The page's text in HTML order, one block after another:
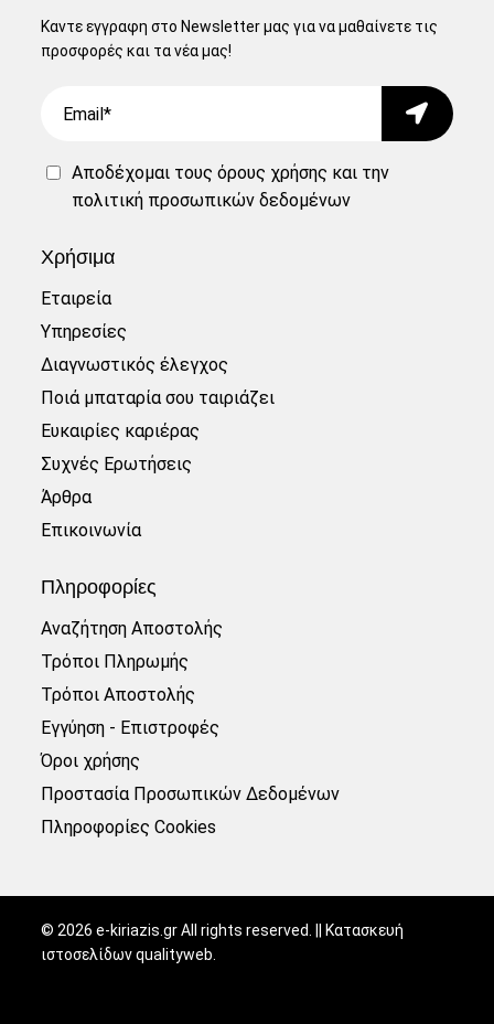
Καντε εγγραφη στο Newsletter μας για να μαθαίνετε τις
προσφορές και τα νέα μας!
Submit
Αποδέχομαι τουςόρους χρήσης και την
πολιτική προσωπικών δεδομένων
Χρήσιμα
Εταιρεία
Υπηρεσίες
Διαγνωστικός έλεγχος
Ποιά μπαταρία σου ταιριάζει
Ευκαιρίες καριέρας
Συχνές Ερωτήσεις
Άρθρα
Επικοινωνία
Πληροφορίες
Αναζήτηση Αποστολής
Τρόποι Πληρωμής
Τρόποι Αποστολής
Εγγύηση - Επιστροφές
Όροι χρήσης
Προστασία Προσωπικών Δεδομένων
Πληροφορίες Cookies
© 2026 e-kiriazis.gr All rights reserved. || Κατασκευή
ιστοσελίδωνqualityweb